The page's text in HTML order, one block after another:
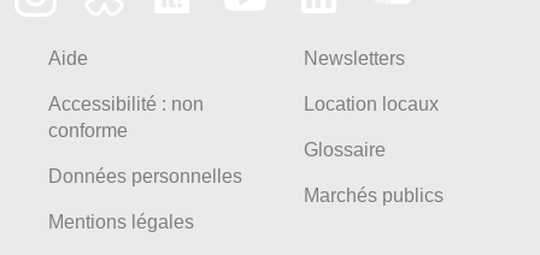
Aide
Accessibilité : non
conforme
Données personnelles
Mentions légales
Newsletters
Location locaux
Glossaire
Marchés publics